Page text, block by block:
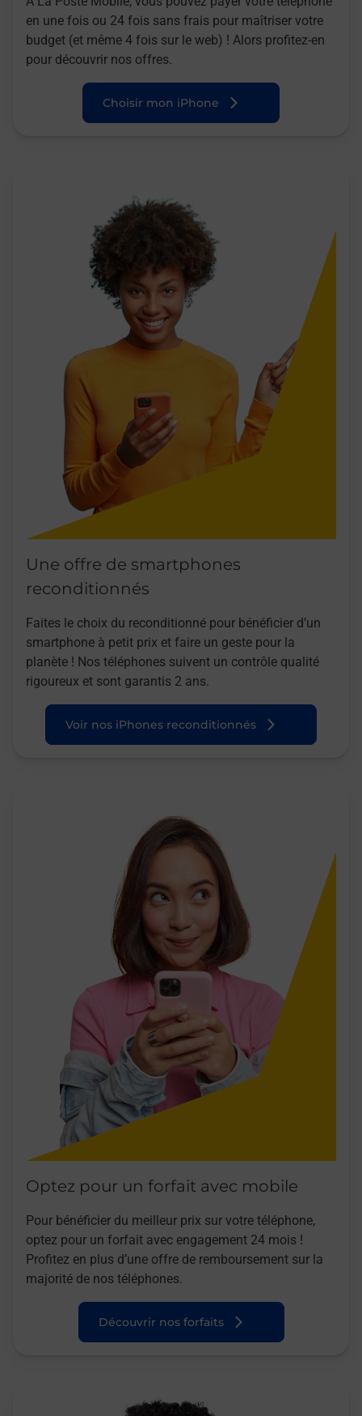
en une fois ou 24 fois sans frais pour maîtriser votre
budget (et même 4 fois sur le web) ! Alors profitez-en
pour découvrir nos offres.
Choisir mon iPhone
Une offre de smartphones
reconditionnés
Faites le choix du reconditionné pour bénéficier d’un
smartphone à petit prix et faire un geste pour la
planète ! Nos téléphones suivent un contrôle qualité
rigoureux et sont garantis 2 ans.
Voir nos iPhones reconditionnés
Optez pour un forfait avec mobile
Pour bénéficier du meilleur prix sur votre téléphone,
optez pour un forfait avec engagement 24 mois !
Profitez en plus d’une offre de remboursement sur la
majorité de nos téléphones.
Découvrir nos forfaits